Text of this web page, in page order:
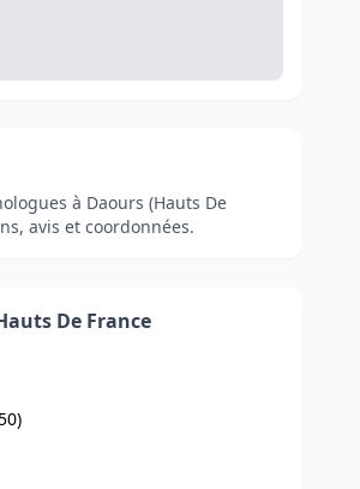
à Daours (Hauts De
avis et coordonnées.
De France